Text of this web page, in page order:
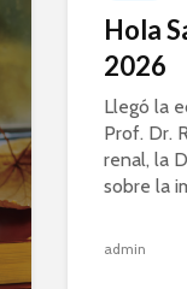
Hola
2026
Llegó la
Prof. Dr.
renal, la
sobre la
admin